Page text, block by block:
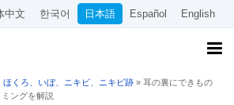
中文 한국어 日本語 Español English
ほくろ、いぼ、ニキビ、ニキビ跡 » 耳の裏にできもの
ミングを解説